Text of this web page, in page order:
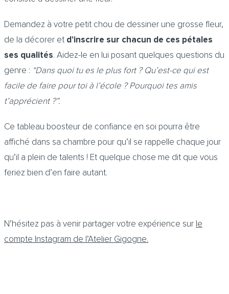
Demandez à votre petit chou de dessiner une grosse fleur,
de la décorer et d’inscrire sur chacun de ces pétales
ses qualités. Aidez-le en lui posant quelques questions du
genre : “Dans quoi tu es le plus fort ? Qu’est-ce qui est
facile de faire pour toi à l’école ? Pourquoi tes amis
t’apprécient ?”.
Ce tableau boosteur de confiance en soi pourra être
affiché dans sa chambre pour qu’il se rappelle chaque jour
qu’il a plein de talents ! Et quelque chose me dit que vous
feriez bien d’en faire autant.
N’hésitez pas à venir partager votre expérience sur le
compte Instagram de l’Atelier Gigogne.